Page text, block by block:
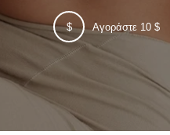
$ Αγοράστε 10 $